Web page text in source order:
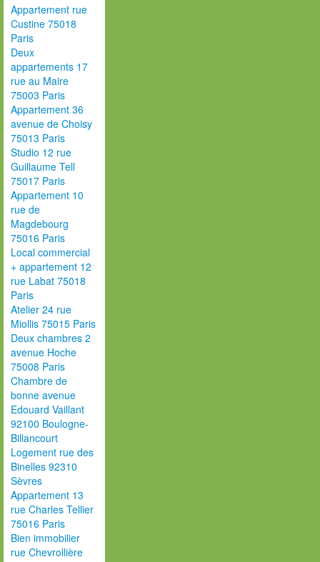
Appartement rue
Custine 75018
Paris
Deux
appartements 17
rue au Maire
75003 Paris
Appartement 36
avenue de Choisy
75013 Paris
Studio 12 rue
Guillaume Tell
75017 Paris
Appartement 10
rue de
Magdebourg
75016 Paris
Local commercial
+ appartement 12
rue Labat 75018
Paris
Atelier 24 rue
Miollis 75015 Paris
Deux chambres 2
avenue Hoche
75008 Paris
Chambre de
bonne avenue
Edouard Vaillant
92100 Boulogne-
Billancourt
Logement rue des
Binelles 92310
Sèvres
Appartement 13
rue Charles Tellier
75016 Paris
Bien immobilier
rue Chevrollière